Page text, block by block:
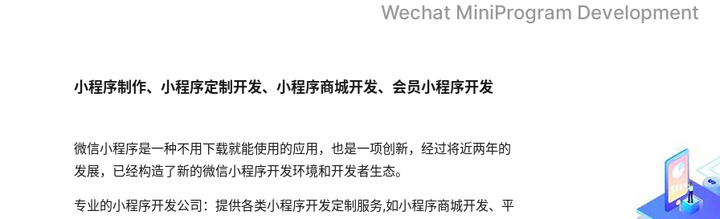
Wechat MiniProgram Development
小程序制作、小程序定制开发、小程序商城开发、会员小程序开发
微信小程序是一种不用下载就能使用的应用，也是一项创新，经过将近两年的
发展，已经构造了新的微信小程序开发环境和开发者生态。
专业的小程序开发公司：提供各类小程序开发定制服务,如小程序商城开发、平